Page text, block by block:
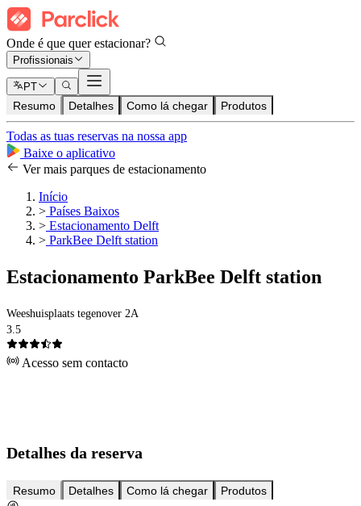
Onde é que quer estacionar?
Profissionais
PT
Resumo Detalhes Como lá chegar Produtos
Todas as tuas reservas na nossa app
Baixe o aplicativo
Ver mais parques de estacionamento
Início
> Países Baixos
> Estacionamento Delft
> ParkBee Delft station
Estacionamento ParkBee Delft station
Weeshuisplaats tegenover 2A
3.5
Acesso sem contacto
Detalhes da reserva
Resumo Detalhes Como lá chegar Produtos